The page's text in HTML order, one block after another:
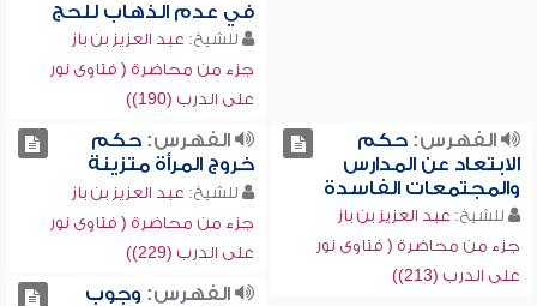
في عدم الذهاب للحج
للشيخ: عبد العزيز بن باز
جزء من محاضرة ( فتاوى نور
على الدرب (190))
الفهرس:حكم
الابتعاد عن المدارس
والمجتمعات الفاسدة
للشيخ: عبد العزيز بن باز
جزء من محاضرة ( فتاوى نور
على الدرب (213))
الفهرس:حكم
خروج المرأة متزينة
للشيخ: عبد العزيز بن باز
جزء من محاضرة ( فتاوى نور
على الدرب (229))
الفهرس: وجوب